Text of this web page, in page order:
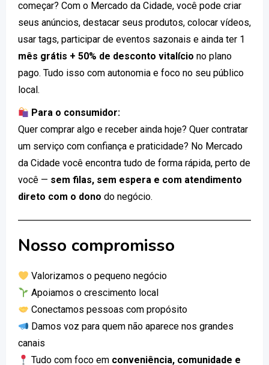
começar? Com o Mercado da Cidade, você pode criar
seus anúncios, destacar seus produtos, colocar vídeos,
usar tags, participar de eventos sazonais e ainda ter 1
mês grátis + 50% de desconto vitalício no plano
pago. Tudo isso com autonomia e foco no seu público
local.
Para o consumidor:
Quer comprar algo e receber ainda hoje? Quer contratar
um serviço com confiança e praticidade? No Mercado
da Cidade você encontra tudo de forma rápida, perto de
você — sem filas, sem espera e com atendimento
direto com o dono do negócio.
Nosso compromisso
Valorizamos o pequeno negócio
Apoiamos o crescimento local
Conectamos pessoas com propósito
Damos voz para quem não aparece nos grandes
canais
Tudo com foco em conveniência, comunidade e